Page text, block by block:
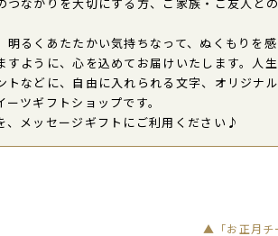
るくあたたかい気持ちなって、ぬくもりを
ように、心を込めてお届けいたします。人
などに、自由に入れられる文字、オリジナ
ツギフトショップです。
、メッセージギフトにご利用ください♪
▲「お正月チ